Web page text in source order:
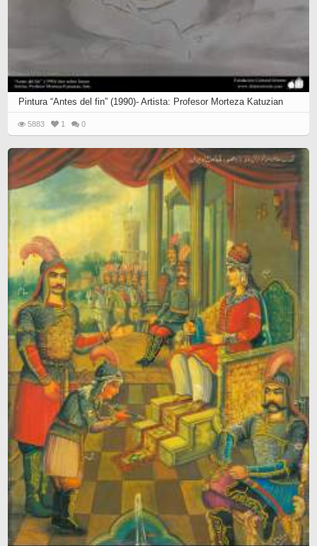
Pintura “Antes del fin” (1990)- Artista: Profesor Morteza Katuzian
5883 1 0